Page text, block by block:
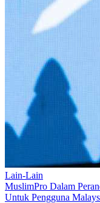
Lain-Lain
MuslimPro Dalam
Untuk Pengguna